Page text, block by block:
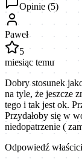
Opinie (5)
Paweł
5
miesiąc temu
Dobry stosunek
na tyle, że jeszcze
tego i tak jest ok.
Przydałoby się w
niedopatrzenie (
Odpowiedź